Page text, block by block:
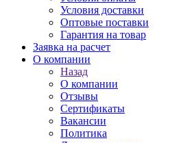
Условия доставки
Оптовые поставки
Гарантия на товар
Заявка на расчет
О компании
Назад
О компании
Отзывы
Сертификаты
Вакансии
Политика